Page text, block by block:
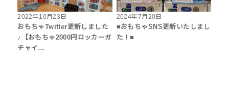
2022年10月23日
おもちゃTwitter更新しました
♪【おもちゃ2000円ロッカーガ
チャイ…
2024年7月20日
■おもちゃSNS更新いたしまし
た！■